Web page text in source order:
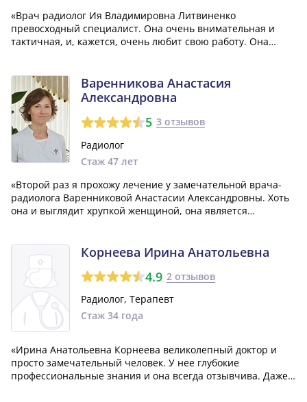
«Врач радиолог Ия Владимировна Литвиненко
превосходный специалист. Она очень внимательная и
тактичная, и, кажется, очень любит свою работу. Она
благодарна ей за проведенное лечение.»
Варенникова Анастасия
Александровна
5 3 отзывов
Радиолог
Стаж 47 лет
«Второй раз я прохожу лечение у замечательной врача-
радиолога Варенниковой Анастасии Александровны. Хоть
она и выглядит хрупкой женщиной, она является
грамотно. Благодаря ей я получаю то...»
Корнеева Ирина Анатольевна
4.9 2 отзывов
Радиолог, Терапевт
Стаж 34 года
«Ирина Анатольевна Корнеева великолепный доктор и
просто замечательный человек. У нее глубокие
профессиональные знания и она всегда отзывчива. Даже